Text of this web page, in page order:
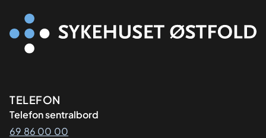
Kontaktinformasjon
TELEFON
Telefon sentralbord
69 86 00 00